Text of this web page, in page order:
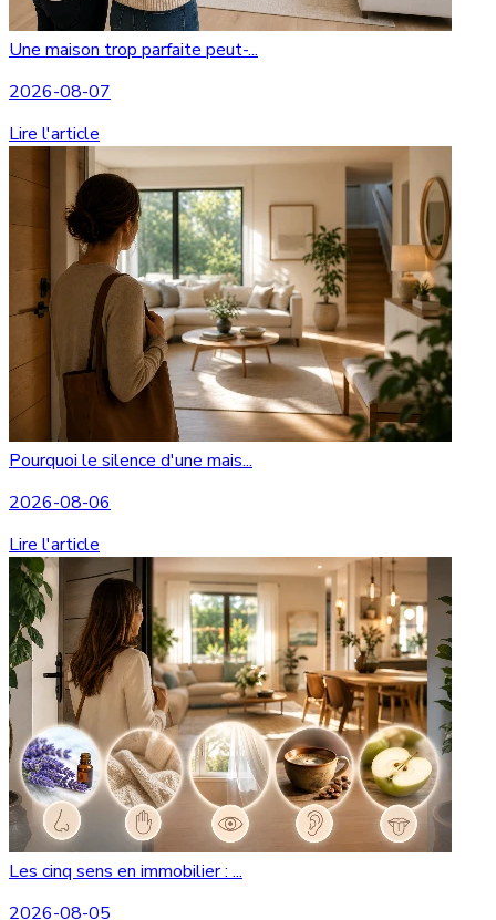
Une maison trop parfaite peut-...
2026-08-07
Lire l'article
Pourquoi le silence d'une mais...
2026-08-06
Lire l'article
Les cinq sens en immobilier : ...
2026-08-05